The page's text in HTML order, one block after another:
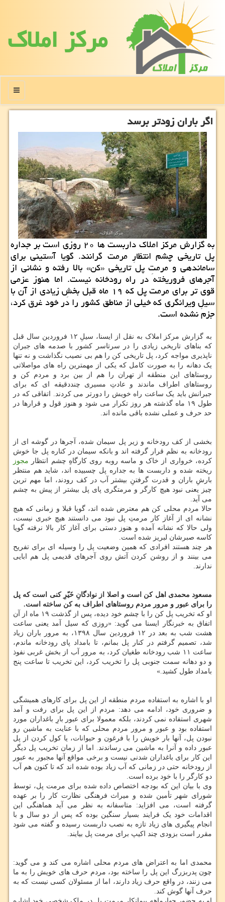
مركز املاك
منو
اگر باران زودتر برسد
به گزارش مركز املاك داربست ها ۲۰ روزی است بر جداره
پل تاریخی چشم انتظارِ مرمت گرانند. گویا آستینی برای
ساماندهی و مرمتِ پل تاریخی «كن» بالا رفته و نشانی از
آجرهای فروریخته در راه رودخانه نیست. اما هنوز عزمی
قوی تر برای مرمت پل كه ۱۹ ماه قبل بخشِ زیادی از آن با
سیلِ ویرانگری كه خیلی از مناطق كشور را در خود غرق كرد،
جزم نشده است.
به گزارش مرکز املاک به نقل از ایسنا، سیلِ ۱۲ فروردین سال قبل
که بناهای تاریخی زیادی را در سرتاسر کشور با صدمه های جبران
ناپذیری مواجه کرد، پل تاریخی کن را هم بی نصیب نگذاشت و نه تنها
یک دهانه را به صورت کامل که یکی از مهمترین راه های مواصلاتی
روستاهای این منطقه از تهران را هم از بین برد و مردم کن و
روستاهای اطراف ماندند و عادتِ مسیری چنددقیقه ای که برای
جبرانش باید یک ساعت راه خویش را دورتر می کردند. اتفاقی که در
طول ۱۹ ماه گذشته هر روز تکرار می شود و هنوز قول و قرارها در
حد حرف و عملی نشده باقی مانده اند.
بخشی از کف رودخانه و زیر پل سیمان شده، آجرها در گوشه ای از
رودخانه به نظم قرار گرفته اند و بانکه سیمان در کناره پل جا خوش
کرده، خرواری از خاک و ماسه روبه روی کارگاهِ چشم انتظار مجوز
ریخته شده و داربست ها به جداره پل چسبیده اند، شاید هم منتظر
بارشِ باران و قدرت گرفتنِ بیشتر آب در کف رودند، اما مهم ترین
چیز یعنی نبود هیچ کارگر و مرمتگری پای پل بیشتر از پیش به چشم
می آید.
حالا مردم محلی کن هم معترض شده اند، گویا قبلا و زمانی که هیچ
نشانه ای از آغاز کار مرمتِ پل نبود می دانستند هیچ خبری نیست،
ولی حالا که نشانه آمده و هنوز دستی برای آغاز کار بالا نرفته گویا
کاسه صبرشان لبریز شده است.
هر چند هستند افرادی که همین وضعیت پل را وسیله ای برای تفریح
می بینند و از روشن کردن آتش روی آجرهای قدیمی پل هم ابایی
ندارند.
مسعود محمدی اهل کن است و اصلا از نوادگانِ خَیّرِ کنی است که پل
را برای عبور و مرور مردم روستاهای اطراف به کن ساخته است.
او که تخریب پل کن را با چشم خود دیده، پس از گذشت ۱۹ ماه از آن
اتفاق به خبرنگار ایسنا می گوید: «روزی که سیل آمد یعنی ساعت
هشت شب به بعد در ۱۲ فروردین سال ۱۳۹۸، به مرور باران زیاد
شد، تصمیم گرفتم در کنار پل بمانم، تا بامداد پای رودخانه ماندم،
ساعت ۱۱ شب رودخانه طغیان کرد، به مرور آب از بخش غربی نفوذ
و دو دهانه سمت جنوبی پل را تخریب کرد، این تخریب تا ساعت پنج
بامداد طول کشید.»
او با اشاره به استفاده مردم منطقه از این پل برای کارهای همیشگی
و ضروری خود، ادامه می دهد: مردم از این پل برای رفت و آمد
شهری استفاده نمی کردند، بلکه معمولا برای عبور بارِ باغداران مورد
استفاده بود و عبور و مرور مردم محلی که با عنایت به ماشین رو
نبودن پل، آنها بار خویش را با فرغون و حیوانات، یا کول کردن از پل
عبور داده و آنرا به ماشین می رساندند. اما از زمان تخریب پل دیگر
این کار برای باغداران شدنی نیست و برخی مواقع آنها مجبور به عبور
از رودخانه حتی در زمانی که آب زیاد بوده شده اند که تا کنون هم آب
دو کارگر را با خود برده است.
وی با بیان این که بودجه اختصاص داده شده برای مرمت پل، توسط
شورای شهر تأمین شده و میراث فرهنگی نظارت کار را بر عهده
گرفته است، می افزاید: متاسفانه به نظر می آید هماهنگی این
اقدامات خود یک فرایند بسیار سنگین بوده که پس از دو سال و با
انجام پیگیری های زیاد تازه به نصب داربست رسیده و گفته می شود
مقرر است بزودی چند اکیپ برای مرمت پل بیایند.
محمدی اما به اعتراض های مردم محلی اشاره می کند و می گوید:
چون پدربزرگ این پل را ساخته بود، مردم حرف های خویش را به ما
می زنند، در واقع حرف زیاد دارند، اما از مسئولان کسی نیست که به
حرف آنها گوش کند.